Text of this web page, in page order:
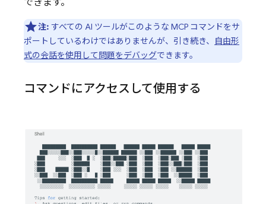
できます。
注: すべての AI ツールがこのような MCP コマンドをサ
ポートしているわけではありませんが、引き続き、
自由形
式の会話を使用して問題をデバッグできます。
コマンドにアクセスして使用する